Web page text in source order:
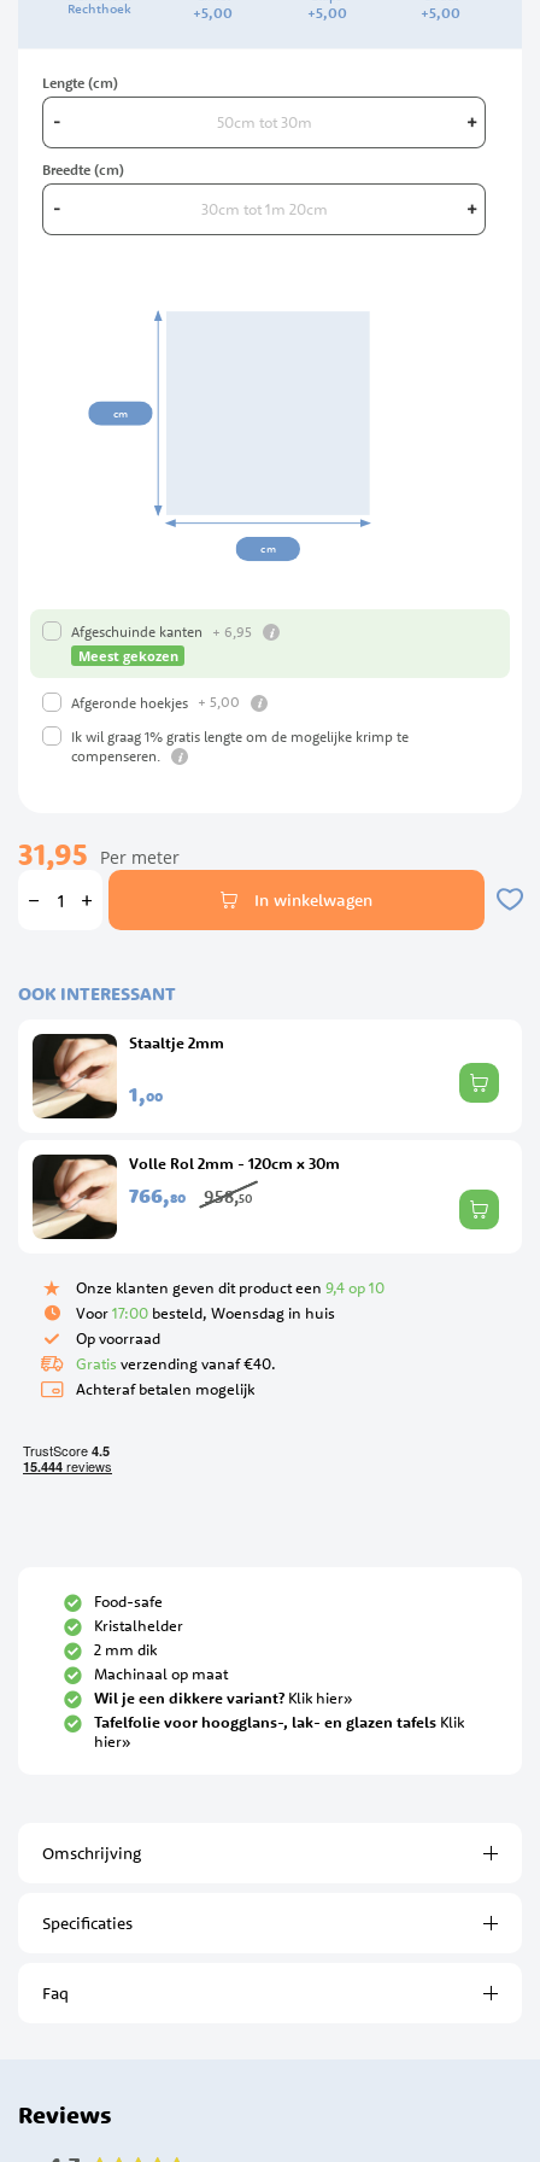
Rechthoek +5,00 +5,00 +5,00
Lengte (cm)
- +
Breedte (cm)
- +
cm
cm
Afgeschuinde kanten + 6, 95 info
Meest gekozen
Afgeronde hoekjes + 5,00 info
Ik wil graag 1% gratis lengte om de mogelijke krimp te
compenseren.
info
31,95 Per meter
In winkelwagen
OOK INTERESSANT
Staaltje 2mm
1,00
Volle Rol 2mm - 120cm x 30m
766,80 958,50
Onze klanten geven dit product een 9,4 op 10
Voor17:00 besteld, Woensdag in huis
Op voorraad
Gratis verzending vanaf €40.
Achteraf betalen mogelijk
Food-safe
Kristalhelder
2 mm dik
Machinaal op maat
Wil je een dikkere variant? Klik hier»
Tafelfolie voor hoogglans-, lak- en glazen tafels Klik
hier»
Omschrijving
Specificaties
Faq
Reviews